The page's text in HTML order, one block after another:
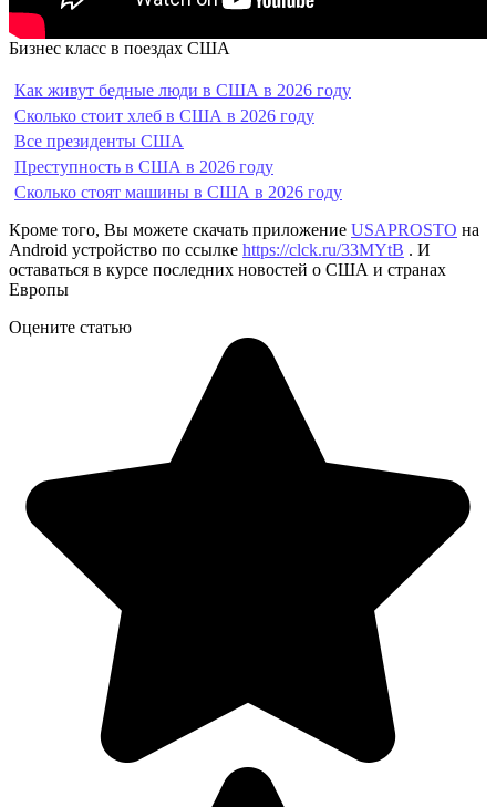
Бизнес класс в поездах США
Как живут бедные люди в США в 2026 году
Сколько стоит хлеб в США в 2026 году
Все президенты США
Преступность в США в 2026 году
Сколько стоят машины в США в 2026 году
Кроме того, Вы можете скачать приложение USAPROSTO на
Android устройство по ссылке https://clck.ru/33MYtB . И
оставаться в курсе последних новостей о США и странах
Европы
Оцените статью